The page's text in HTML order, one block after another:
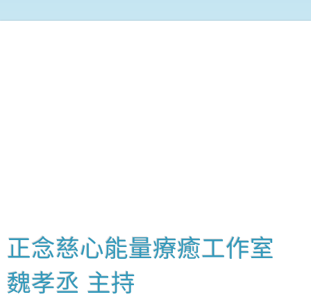
正念慈心能量療癒工作室
魏孝丞 主持